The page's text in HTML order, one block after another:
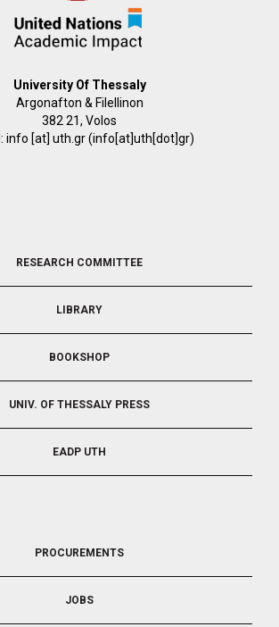
University Of Thessaly
Argonafton & Filellinon
382 21, Volos
info [at] uth.gr(info[at]uth[dot]gr)
RESEARCH COMMITTEE
LIBRARY
BOOKSHOP
UNIV. OF THESSALY PRESS
EADP UTH
PROCUREMENTS
JOBS